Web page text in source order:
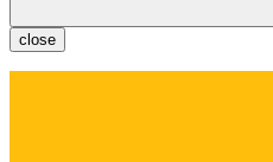
close